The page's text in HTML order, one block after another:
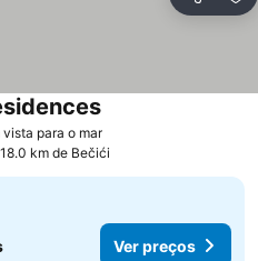
para o mar
km de Bečići
Ver preços